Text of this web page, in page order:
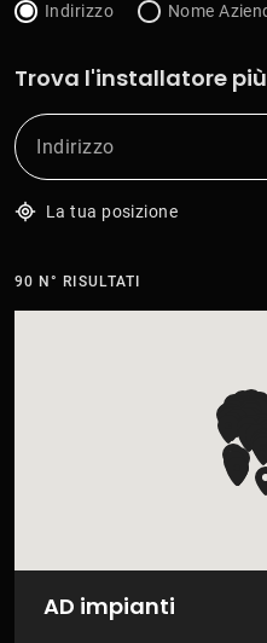
Indirizzo Nome
Trova l'installatore
La tua posizione
90 N° RISULTATI
AD impianti
VEDI SULLA MAPPA